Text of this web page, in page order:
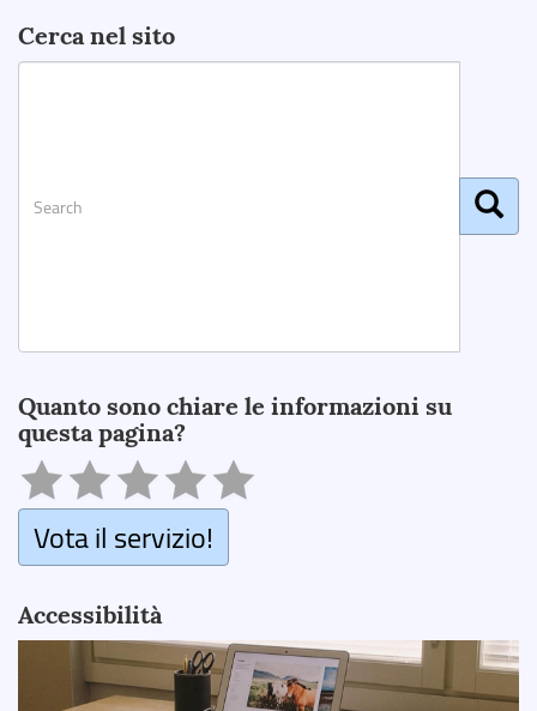
Cerca nel sito
Quanto sono chiare le informazioni su
questa pagina?
Vota il servizio!
Accessibilità